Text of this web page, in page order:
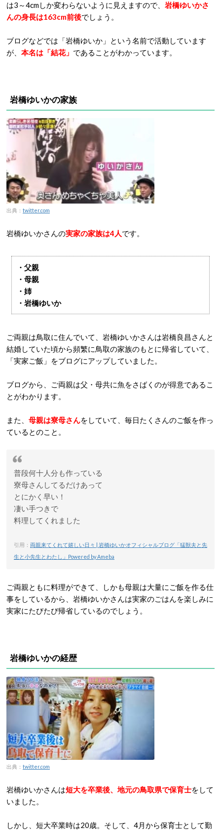
は3～4cmしか変わらないように見えますので、 岩橋ゆいかさ
んの身長は163cm前後でしょう。
ブログなどでは「岩橋ゆいか」という名前で活動しています
が、 本名は「結花」 であることがわかっています。
岩橋ゆいかの家族
出典： twitter.com
岩橋ゆいかさんの実家の家族は4人です。
・父親
・母親
・姉
・岩橋ゆいか
ご両親は鳥取に住んでいて、岩橋ゆいかさんは岩橋良昌さんと
結婚していた頃から頻繁に鳥取の家族のもとに帰省していて、
「実家ご飯」をブログにアップしていました。
ブログから、ご両親は父・母共に魚をさばくのが得意であるこ
とがわかります。
また、 母親は寮母さんをしていて、毎日たくさんのご飯を作っ
ているとのこと。
普段何十人分も作っている
寮母さんしてるだけあって
とにかく早い！
凄い手つきで
料理してくれました
引用： 両親来てくれて嬉しい日々 | 岩橋ゆいかオフィシャルブログ「猛獣夫と先
生と小先生とわたし」Powered by Ameba
ご両親ともに料理ができて、しかも母親は大量にご飯を作る仕
事をしているから、岩橋ゆいかさんは実家のごはんを楽しみに
実家にたびたび帰省しているのでしょう。
岩橋ゆいかの経歴
出典： twitter.com
岩橋ゆいかさんは短大を卒業後、地元の鳥取県で保育士をして
いました。
しかし、短大卒業時は20歳。そして、4月から保育士として勤